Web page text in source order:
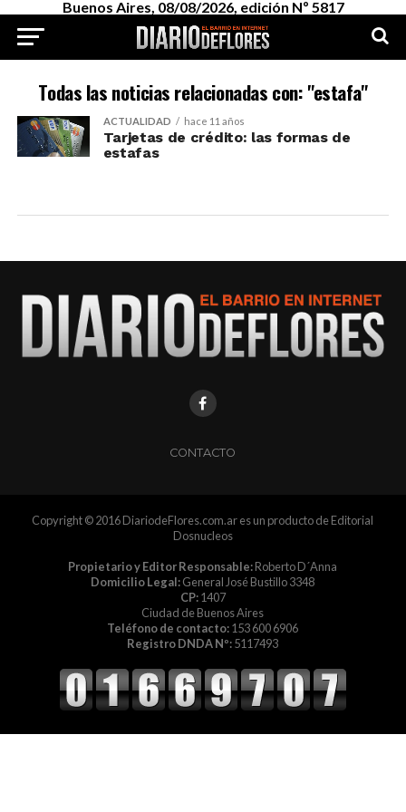
Buenos Aires, 08/08/2026, edición Nº 5817
Todas las noticias relacionadas con: "estafa"
ACTUALIDAD hace 11 años
Tarjetas de crédito: las formas de
estafas
CONTACTO
Copyright © 2016 DiariodeFlores.com.ar es un producto de Editorial
Dosnucleos
Propietario y Editor Responsable:Roberto D´Anna
Domicilio Legal:General José Bustillo 3348
CP:1407
Ciudad de Buenos Aires
Teléfono de contacto:153 600 6906
Registro DNDA Nº:5117493